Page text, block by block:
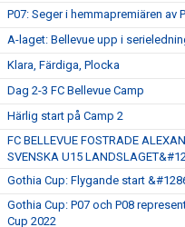
P07: Seger i hemmapremiären av
A-laget: Bellevue upp i
Klara, Färdiga, Plocka
Dag 2-3 FC Bellevue Camp
Härlig start på Camp 2
FC BELLEVUE FOSTRADE
SVENSKA U15
Gothia Cup: Flygande start
Gothia Cup: P07 och P08
Cup 2022